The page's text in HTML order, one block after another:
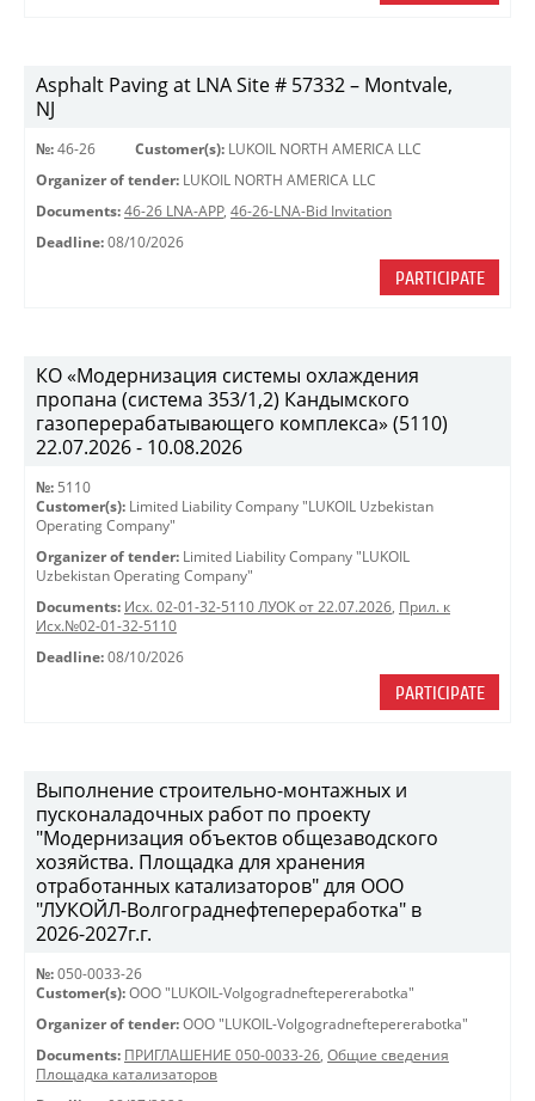
Asphalt Paving at LNA Site # 57332 – Montvale,
NJ
№: 46-26 Customer(s): LUKOIL NORTH AMERICA LLC
Organizer of tender: LUKOIL NORTH AMERICA LLC
Documents: 46-26 LNA-APP, 46-26-LNA-Bid Invitation
Deadline: 08/10/2026
PARTICIPATE
КО «Модернизация системы охлаждения
пропана (система 353/1,2) Кандымского
газоперерабатывающего комплекса» (5110)
22.07.2026 - 10.08.2026
№: 5110
Customer(s): Limited Liability Company "LUKOIL Uzbekistan
Operating Company"
Organizer of tender: Limited Liability Company "LUKOIL
Uzbekistan Operating Company"
Documents: Исх. 02-01-32-5110 ЛУОК от 22.07.2026, Прил. к
Исх.№02-01-32-5110
Deadline: 08/10/2026
PARTICIPATE
Выполнение строительно-монтажных и
пусконаладочных работ по проекту
"Модернизация объектов общезаводского
хозяйства. Площадка для хранения
отработанных катализаторов" для ООО
"ЛУКОЙЛ-Волгограднефтепереработка" в
2026-2027г.г.
№: 050-0033-26
Customer(s): OOO "LUKOIL-Volgogradneftepererabotka"
Organizer of tender: OOO "LUKOIL-Volgogradneftepererabotka"
Documents: ПРИГЛАШЕНИЕ 050-0033-26, Общие сведения
Площадка катализаторов